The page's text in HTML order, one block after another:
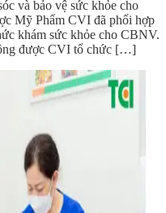
và bảo vệ sức khỏe cho
Mỹ Phẩm CVI đã phối hợp
khám sức khỏe cho CBNV.
được CVI tổ chức […]